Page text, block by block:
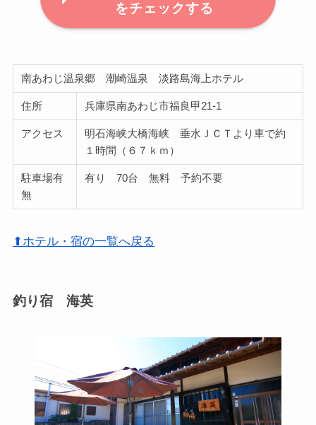
をチェックする
南あわじ温泉郷 潮崎温泉 淡路島海上ホテル
住所 兵庫県南あわじ市福良甲21-1
アクセス
明石海峡大橋海峡 垂水ＪＣＴより車で約
１時間（６７ｋｍ）
駐車場有
無
有り 70台 無料 予約不要
⬆ホテル・宿の一覧へ戻る
釣り宿 海英